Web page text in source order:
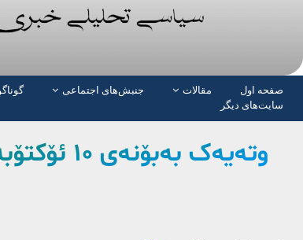
صفحە اول مقالات جنبش‌های اجتماعی
سایت‌های دیگر
وتەیەک